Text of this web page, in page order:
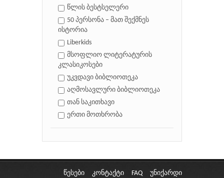
წლის ბესტსელერი
50 პერსონა – მათ შექმნეს
ისტორია
Liberkids
მსოფლიო ლიტერატურის
კლასიკოსები
უკვდავი ბიბლიოთეკა
აღმოსავლური ბიბლიოთეკა
თან საკითხავი
ერთი მოთხრობა
წესები კონტაქტი FAQ უნიქარდი